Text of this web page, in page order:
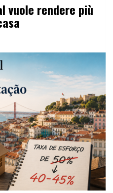
vuole rendere più